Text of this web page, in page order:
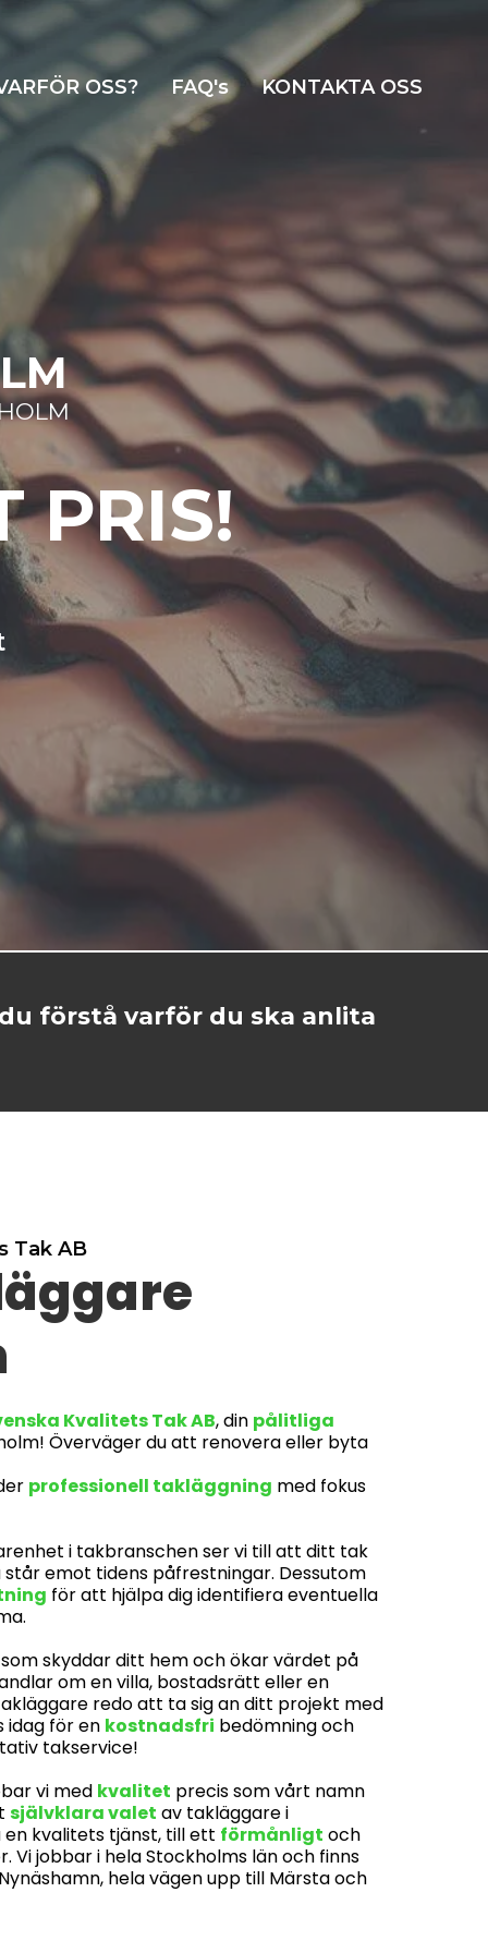
OSS? FAQ's KONTAKTA OSS
PRIS!
förstå varför du ska anlita
Tak AB
Kvalitets Tak AB, din pålitliga
Överväger du att renovera eller byta
professionell takläggning med fokus
i takbranschen ser vi till att ditt tak
emot tidens påfrestningar. Dessutom
för att hjälpa dig identifiera eventuella
skyddar ditt hem och ökar värdet på
om en villa, bostadsrätt eller en
redo att ta sig an ditt projekt med
idag för en kostnadsfri bedömning och
takservice!
vi med kvalitet precis som vårt namn
självklara valet av takläggare i
kvalitets tjänst, till ett förmånligt och
Vi jobbar i hela Stockholms län och finns
hela vägen upp till Märsta och